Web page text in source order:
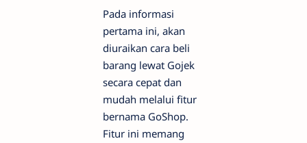
Pada informasi
pertama ini, akan
diuraikan cara beli
barang lewat Gojek
secara cepat dan
mudah melalui fitur
bernama GoShop.
Fitur ini memang